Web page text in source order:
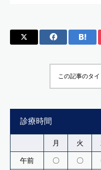
この記事のタ
診療時間
月 火
午前 〇 〇